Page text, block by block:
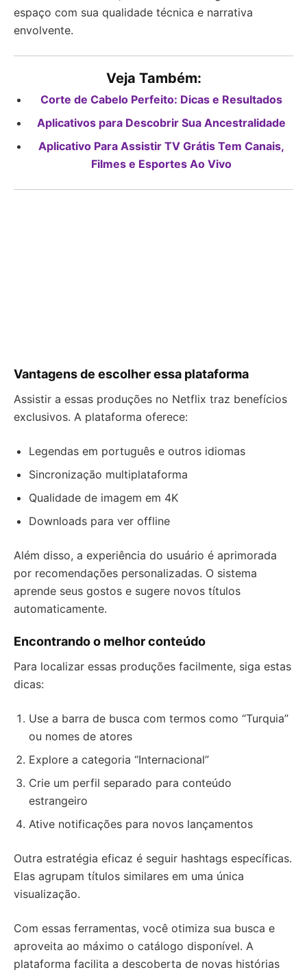
espaço com sua qualidade técnica e narrativa
envolvente.
Veja Também:
Corte de Cabelo Perfeito: Dicas e Resultados
Aplicativos para Descobrir Sua Ancestralidade
Aplicativo Para Assistir TV Grátis Tem Canais,
Filmes e Esportes Ao Vivo
Vantagens de escolher essa plataforma
Assistir a essas produções no Netflix traz benefícios
exclusivos. A plataforma oferece:
Legendas em português e outros idiomas
Sincronização multiplataforma
Qualidade de imagem em 4K
Downloads para ver offline
Além disso, a experiência do usuário é aprimorada
por recomendações personalizadas. O sistema
aprende seus gostos e sugere novos títulos
automaticamente.
Encontrando o melhor conteúdo
Para localizar essas produções facilmente, siga estas
dicas:
Use a barra de busca com termos como “Turquia”
ou nomes de atores
Explore a categoria “Internacional”
Crie um perfil separado para conteúdo
estrangeiro
Ative notificações para novos lançamentos
Outra estratégia eficaz é seguir hashtags específicas.
Elas agrupam títulos similares em uma única
visualização.
Com essas ferramentas, você otimiza sua busca e
aproveita ao máximo o catálogo disponível. A
plataforma facilita a descoberta de novas histórias